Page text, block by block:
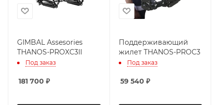
GIMBAL Assesories
THANOS-PROXC3II
Под заказ
181 700 ₽
Поддерживающий
жилет THANOS-PROC3
Под заказ
59 540 ₽